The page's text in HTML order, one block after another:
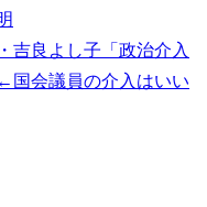
吉良よし子「政治介入
国会議員の介入はいい